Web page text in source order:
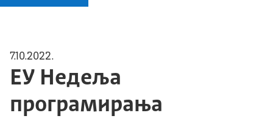
7.10.2022.
ЕУ Недеља
програмирања